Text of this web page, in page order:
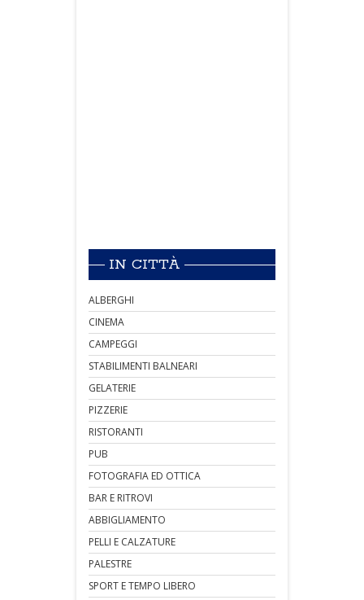
IN CITTÀ
ALBERGHI
CINEMA
CAMPEGGI
STABILIMENTI BALNEARI
GELATERIE
PIZZERIE
RISTORANTI
PUB
FOTOGRAFIA ED OTTICA
BAR E RITROVI
ABBIGLIAMENTO
PELLI E CALZATURE
PALESTRE
SPORT E TEMPO LIBERO